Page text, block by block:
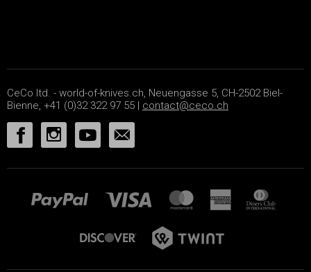
CeCo ltd. - world-of-knives.ch, Neuengasse 5, CH-2502 Biel-
Bienne, +41 (0)32 322 97 55 | contact@ceco.ch